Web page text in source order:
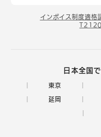
インボイス制度適格
日本全国
東京
延岡